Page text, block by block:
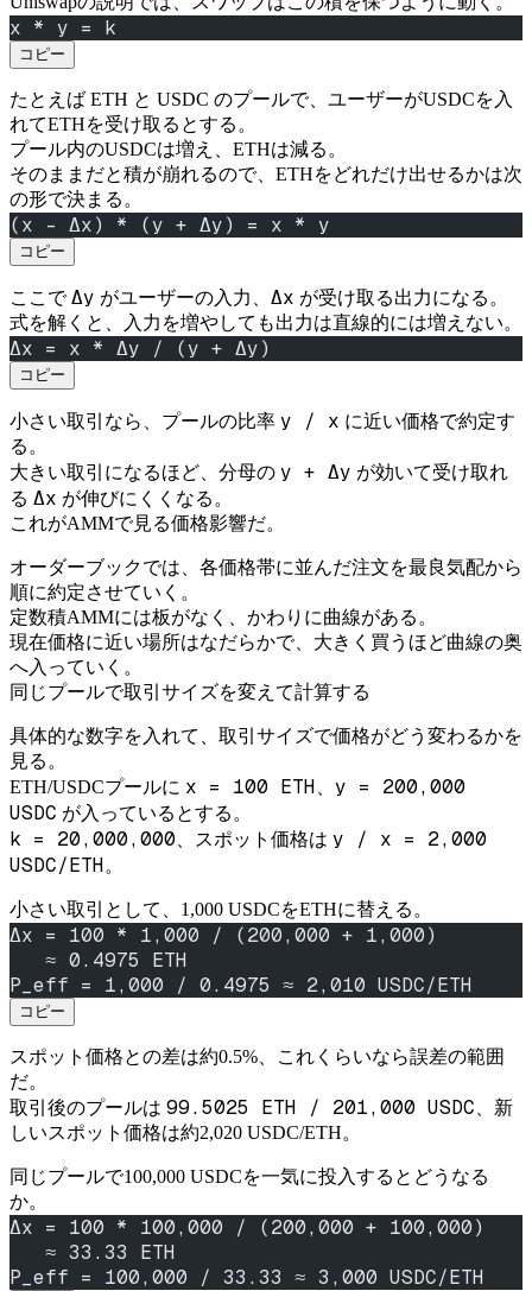
x * y = k
コピー
たとえば ETH と USDC のプールで、ユーザーがUSDCを入
れてETHを受け取るとする。
プール内のUSDCは増え、ETHは減る。
そのままだと積が崩れるので、ETHをどれだけ出せるかは次
の形で決まる。
(x - Δx) * (y + Δy) = x * y
コピー
ここでΔy がユーザーの入力、 Δx が受け取る出力になる。
式を解くと、入力を増やしても出力は直線的には増えない。
Δx = x * Δy / (y + Δy)
コピー
小さい取引なら、プールの比率 y / x に近い価格で約定す
る。
大きい取引になるほど、分母の y + Δy が効いて受け取れ
る Δx が伸びにくくなる。
これがAMMで見る価格影響だ。
オーダーブックでは、各価格帯に並んだ注文を最良気配から
順に約定させていく。
定数積AMMには板がなく、かわりに曲線がある。
現在価格に近い場所はなだらかで、大きく買うほど曲線の奥
へ入っていく。
同じプールで取引サイズを変えて計算する
具体的な数字を入れて、取引サイズで価格がどう変わるかを
見る。
ETH/USDCプールに x = 100 ETH
y = 200,000
USDC が入っているとする。
k = 20,000,000 、スポット価格は y / x = 2,000
USDC/ETH。
小さい取引として、1,000 USDCをETHに替える。
Δx = 100 * 1,000 / (200,000 + 1,000)
   ≈ 0.4975 ETH
P_eff = 1,000 / 0.4975 ≈ 2,010 USDC/ETH
コピー
スポット価格との差は約0.5%、これくらいなら誤差の範囲
だ。
取引後のプールは 99.5025 ETH / 201,000 USDC 、新
しいスポット価格は約2,020 USDC/ETH。
同じプールで100,000 USDCを一気に投入するとどうなる
か。
Δx = 100 * 100,000 / (200,000 + 100,000)
   ≈ 33.33 ETH
P_eff = 100,000 / 33.33 ≈ 3,000 USDC/ETH